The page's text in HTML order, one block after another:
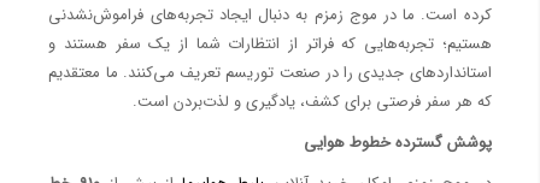
هواپیمایی معراج - Meraj Airlines
هواپیمایی تابان - Taban Airlines
بلیط ارزان هواپیما ایران ایر؛ بهترین قیمت‌ها در موج زمزم
خرید بلیط هواپیما ماهان ⭐️هواپیمایی ماهان | موج زمزم
رزرو بلیط هواپیمایی
کرده است. ما در موج زمزم به دنبال ایجاد تجربه‌های فراموش‌نشدنی
هستیم؛ تجربه‌هایی که فراتر از انتظارات شما از یک سفر هستند و
استانداردهای جدیدی را در صنعت توریسم تعریف می‌کنند. ما معتقدیم
که هر سفر فرصتی برای کشف، یادگیری و لذت‌بردن است.
پوشش گسترده خطوط هوایی